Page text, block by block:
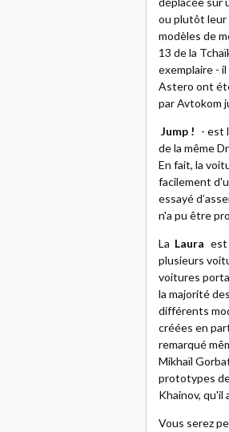
ou plutôt leur
modèles de
13 de la
exemplaire -
Astero ont
par Avtokom
Jump ! - est
de la même
En fait, la
facilement
essayé
n'a pu être
La Laura est
plusieurs
voitures
la majorité
différents
créées en
remarqué
Mikhaïl
prototypes
Khainov, qu'il
Vous serez